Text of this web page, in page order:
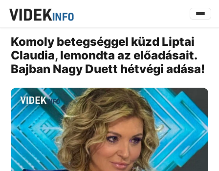
Komoly betegséggel küzd Liptai
Claudia, lemondta az előadásait.
Bajban Nagy Duett hétvégi adása!